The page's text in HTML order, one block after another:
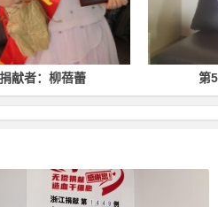
献者：柳蓓蕾 第